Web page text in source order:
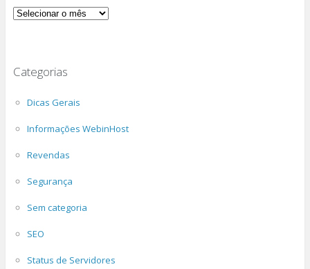
Arquivos
Categorias
Dicas Gerais
Informações WebinHost
Revendas
Segurança
Sem categoria
SEO
Status de Servidores